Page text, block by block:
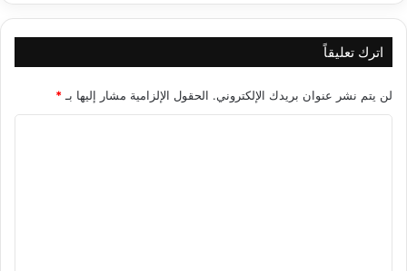
اترك تعليقاً
لن يتم نشر عنوان بريدك الإلكتروني. الحقول الإلزامية مشار إليها بـ *